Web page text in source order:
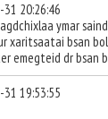
31 20:26:46
ymar
xaritsaatai bsan bol
emegteid dr bsan
31 19:53:55